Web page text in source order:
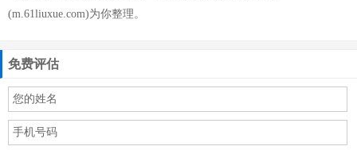
(m.61liuxue.com)为你整理。
免费评估